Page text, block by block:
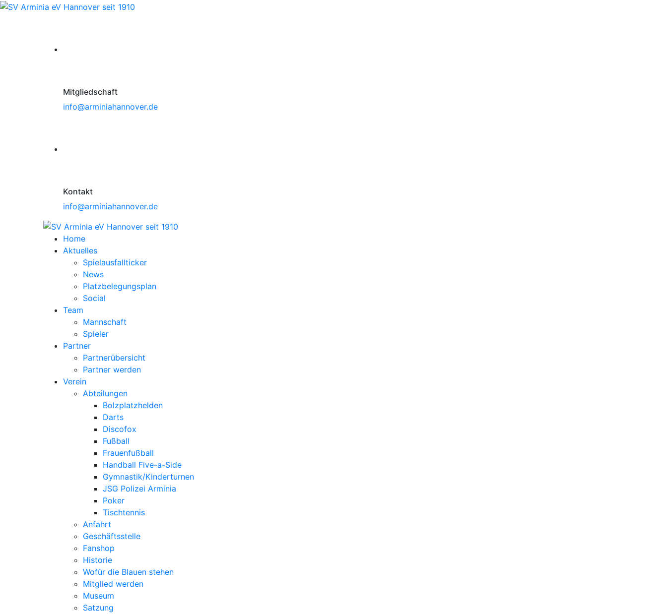
Mitgliedschaft
info@arminiahannover.de
Kontakt
info@arminiahannover.de
Home
Aktuelles
Spielausfallticker
News
Platzbelegungsplan
Social
Team
Mannschaft
Spieler
Partner
Partnerübersicht
Partner werden
Verein
Abteilungen
Bolzplatzhelden
Darts
Discofox
Fußball
Frauenfußball
Handball Five-a-Side
Gymnastik/Kinderturnen
JSG Polizei Arminia
Poker
Tischtennis
Anfahrt
Geschäftsstelle
Fanshop
Historie
Wofür die Blauen stehen
Mitglied werden
Museum
Satzung